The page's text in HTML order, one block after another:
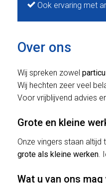
Ook ervaring met
Over ons
Wij spreken zowel
Wij hechten zeer veel
Voor vrijblijvend advies
Grote en kleine
Onze vingers staan
grote als kleine werken.
Wat u van ons